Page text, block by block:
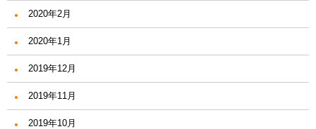
2020年2月
2020年1月
2019年12月
2019年11月
2019年10月